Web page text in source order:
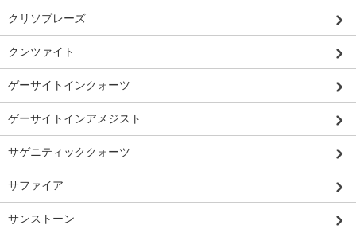
クリソプレーズ
クンツァイト
ゲーサイトインクォーツ
ゲーサイトインアメジスト
サゲニティッククォーツ
サファイア
サンストーン